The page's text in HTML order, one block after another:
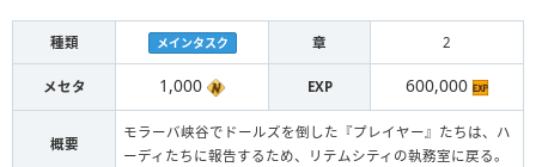
種類 メインタスク 章 2
メセタ 1,000 EXP 600,000
概要
モラーバ峡谷でドールズを倒した『プレイヤー』たちは、ハ
ーディたちに報告するため、リテムシティの執務室に戻る。